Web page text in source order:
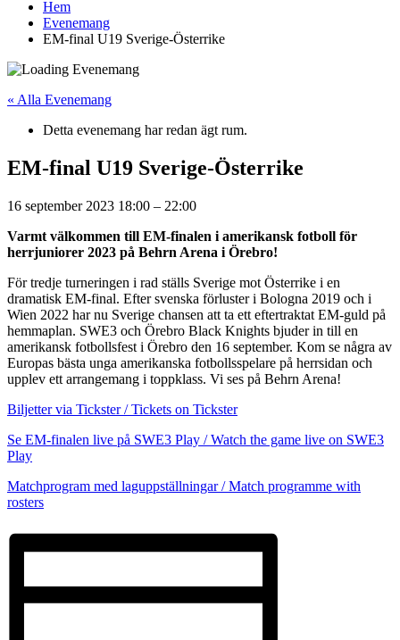
Hem
Evenemang
EM-final U19 Sverige-Österrike
« Alla Evenemang
Detta evenemang har redan ägt rum.
EM-final U19 Sverige-Österrike
16 september 2023 18:00 – 22:00
Varmt välkommen till EM-finalen i amerikansk fotboll för
herrjuniorer 2023 på Behrn Arena i Örebro!
För tredje turneringen i rad ställs Sverige mot Österrike i en
dramatisk EM-final. Efter svenska förluster i Bologna 2019 och i
Wien 2022 har nu Sverige chansen att ta ett eftertraktat EM-guld på
hemmaplan. SWE3 och Örebro Black Knights bjuder in till en
amerikansk fotbollsfest i Örebro den 16 september. Kom se några av
Europas bästa unga amerikanska fotbollsspelare på herrsidan och
upplev ett arrangemang i toppklass. Vi ses på Behrn Arena!
Biljetter via Tickster / Tickets on Tickster
Se EM-finalen live på SWE3 Play / Watch the game live on SWE3
Play
Matchprogram med laguppställningar / Match programme with
rosters